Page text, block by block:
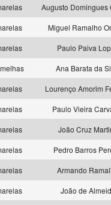
Augusto Domingues
Miguel Ramalho
Paulo Paiva
Ana Barata da
Lourenço Amorim
Paulo Vieira
João Cruz
Pedro Barros
Armando
João de